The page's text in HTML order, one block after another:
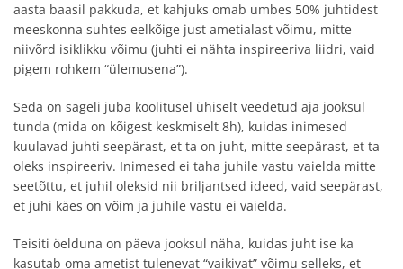
aasta baasil pakkuda, et kahjuks omab umbes 50% juhtidest
meeskonna suhtes eelkõige just ametialast võimu, mitte
niivõrd isiklikku võimu (juhti ei nähta inspireeriva liidri, vaid
pigem rohkem “ülemusena”).
Seda on sageli juba koolitusel ühiselt veedetud aja jooksul
tunda (mida on kõigest keskmiselt 8h), kuidas inimesed
kuulavad juhti seepärast, et ta on juht, mitte seepärast, et ta
oleks inspireeriv. Inimesed ei taha juhile vastu vaielda mitte
seetõttu, et juhil oleksid nii briljantsed ideed, vaid seepärast,
et juhi käes on võim ja juhile vastu ei vaielda.
Teisiti öelduna on päeva jooksul näha, kuidas juht ise ka
kasutab oma ametist tulenevat “vaikivat” võimu selleks, et